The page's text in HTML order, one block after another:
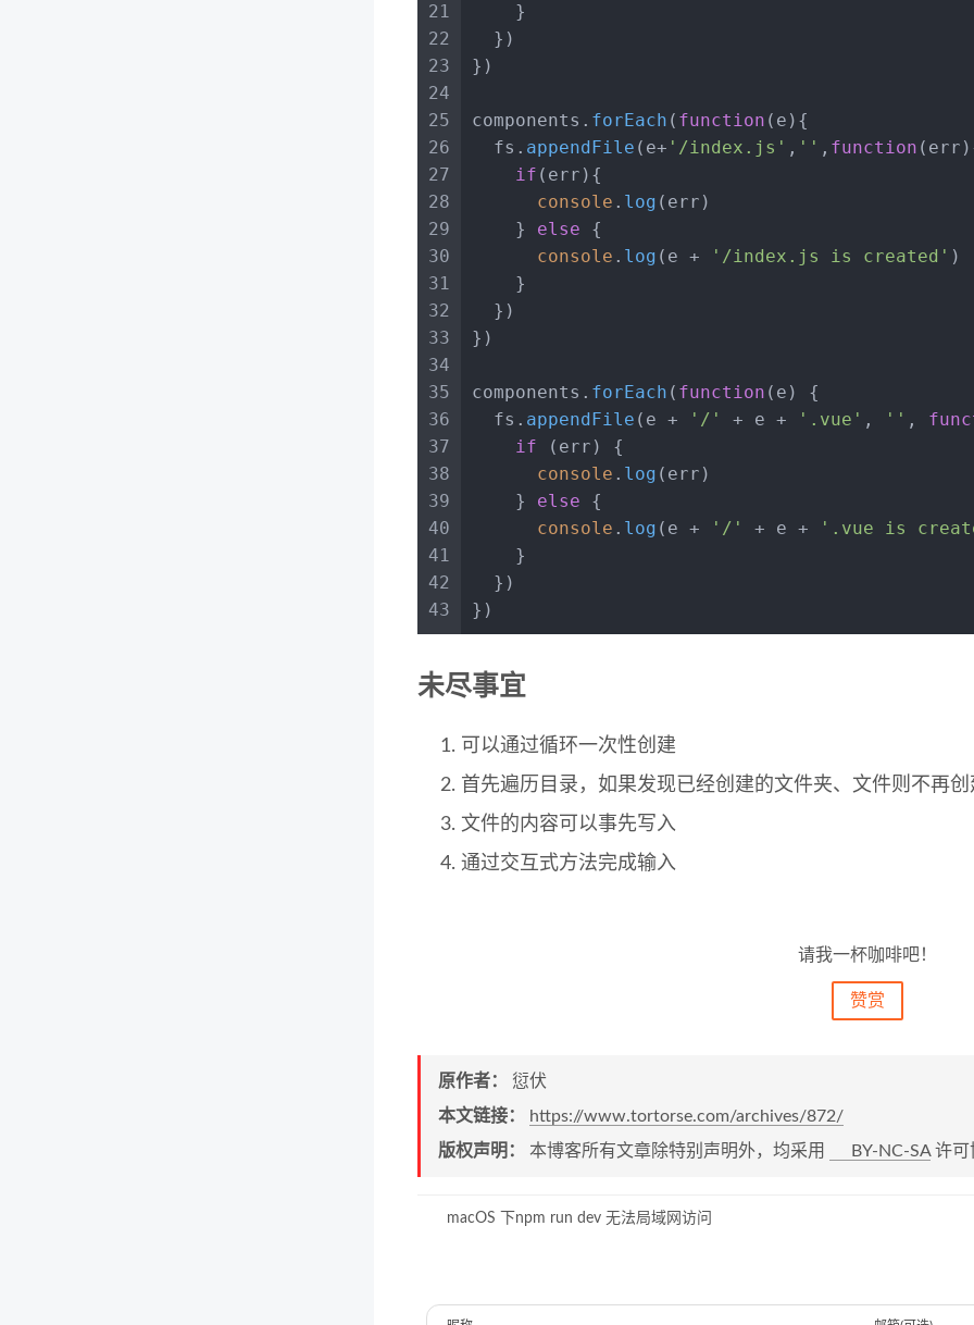
21
22
23
24
25
26
27
28
29
30
31
32
33
34
35
36
37
38
39
40
41
42
43
    }
  })
})
components. forEach ( function ( e ){
  fs.
appendFile (e+ '/index.js' , '' , function ( err
if (err){
console . log (err)
    }
else {
console . log (e + '/index.js is created' )
    }
  })
})
components. forEach ( function ( e ) {
  fs.
appendFile (e + '/' + e + '.vue' , '' ,
if (err) {
console . log (err)
    }
else {
console . log (e + '/' + e +
'.vue is
    }
  })
})
未尽事宜
可以通过循环一次性创建
首先遍历目录，如果发现已经创建的文件夹、文件则不再
文件的内容可以事先写入
通过交互式方法完成输入
请我一杯咖啡吧！
赞赏
原作者： 愆伏
本文链接：
https://www.tortorse.com/archives/872/
版权声明： 本博客所有文章除特别声明外，均采用 BY-NC-SA许可
macOS 下npm run dev 无法局域网访问